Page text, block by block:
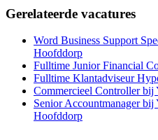
Gerelateerde vacatures
Word Business Support
Hoofddorp
Fulltime Junior Financial
Fulltime Klantadviseur
Commercieel Controller
Senior Accountmanager
Hoofddorp